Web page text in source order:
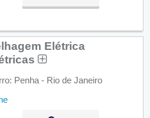
Elétrica
Penha - Rio de Janeiro